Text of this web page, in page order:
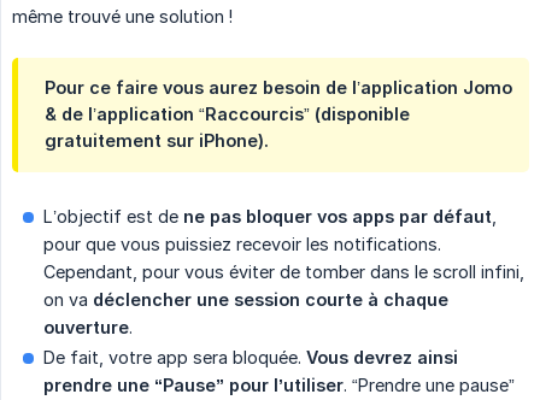
même trouvé une solution !
Pour ce faire vous aurez besoin de l’application Jomo
& de l’application “Raccourcis” (disponible
gratuitement sur iPhone).
L’objectif est de ne pas bloquer vos apps par défaut
pour que vous puissiez recevoir les notifications.
Cependant, pour vous éviter de tomber dans le scroll infini,
on va déclencher une session courte à chaque
ouverture.
De fait, votre app sera bloquée. Vous devrez ainsi
prendre une “Pause” pour l’utiliser. “Prendre une pause”